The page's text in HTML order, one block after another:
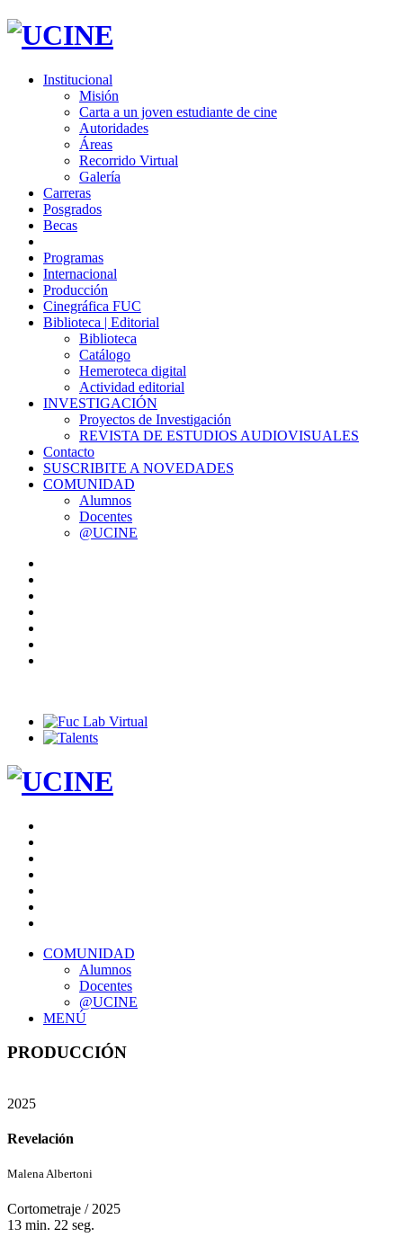
Institucional
Misión
Carta a un joven estudiante de cine
Autoridades
Áreas
Recorrido Virtual
Galería
Carreras
Posgrados
Becas
Programas
Internacional
Producción
Cinegráfica FUC
Biblioteca | Editorial
Biblioteca
Catálogo
Hemeroteca digital
Actividad editorial
INVESTIGACIÓN
Proyectos de Investigación
REVISTA DE ESTUDIOS AUDIOVISUALES
Contacto
SUSCRIBITE A NOVEDADES
COMUNIDAD
Alumnos
Docentes
@UCINE
COMUNIDAD
Alumnos
Docentes
@UCINE
MENÚ
PRODUCCIÓN
2025
Revelación
Malena Albertoni
Cortometraje / 2025
13 min. 22 seg.